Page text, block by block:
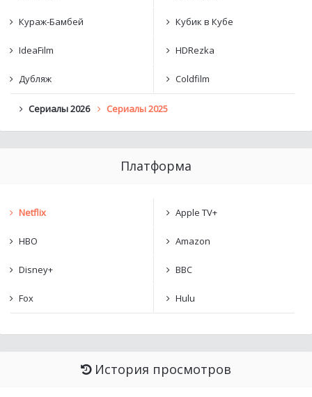
Кураж-Бамбей Кубик в Кубе
IdeaFilm HDRezka
Дубляж Coldfilm
Сериалы 2026 Сериалы 2025
Платформа
Netflix Apple TV+
HBO Amazon
Disney+ BBC
Fox Hulu
История просмотров